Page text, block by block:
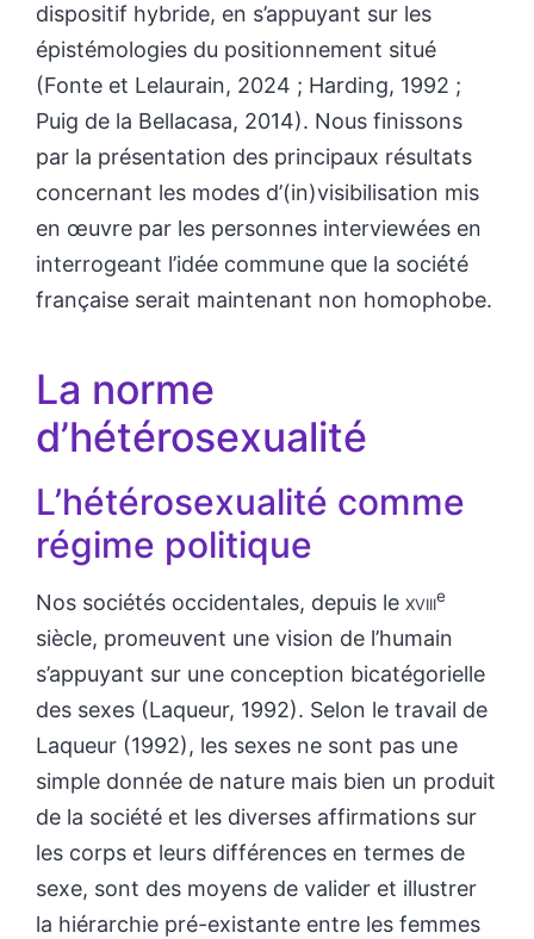
dispositif hybride, en s’appuyant sur les
épistémologies du positionnement situé
(Fonte et Lelaurain, 2024 ; Harding, 1992 ;
Puig de la Bellacasa, 2014). Nous finissons
par la présentation des principaux résultats
concernant les modes d’(in)visibilisation mis
en œuvre par les personnes interviewées en
interrogeant l’idée commune que la société
française serait maintenant non homophobe.
La norme
d’hétérosexualité
L’hétérosexualité comme
régime politique
Nos sociétés occidentales, depuis le xviiie
siècle, promeuvent une vision de l’humain
s’appuyant sur une conception bicatégorielle
des sexes (Laqueur, 1992). Selon le travail de
Laqueur (1992), les sexes ne sont pas une
simple donnée de nature mais bien un produit
de la société et les diverses affirmations sur
les corps et leurs différences en termes de
sexe, sont des moyens de valider et illustrer
la hiérarchie pré-existante entre les femmes